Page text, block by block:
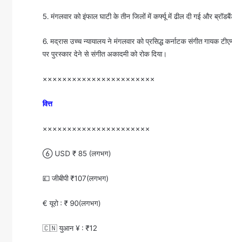
5. मंगलवार को इंफाल घाटी के तीन जिलों में कर्फ्यू में ढील दी गई और
6. मद्रास उच्च न्यायालय ने मंगलवार को प्रसिद्ध कर्नाटक संगीत गायक
पर पुरस्कार देने से संगीत अकादमी को रोक दिया।
×××××××××××××××××××××××
वित्त
××××××××××××××××××××××
 USD ₹ 85 (लगभग)
💷 जीबीपी ₹107(लगभग)
€ यूरो : ₹ 90(लगभग)
🇨🇳 युआन ¥ : ₹12